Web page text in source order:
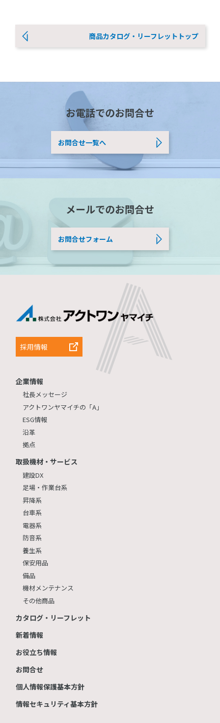
商品カタログ・リーフレットトップ
お電話でのお問合せ
お問合せ一覧へ
メールでのお問合せ
お問合せフォーム
採用情報
企業情報
社長メッセージ
アクトワンヤマイチの「A」
ESG情報
沿革
拠点
取扱機材・サービス
建設DX
足場・作業台系
昇降系
台車系
電器系
防音系
養生系
保安用品
備品
機材メンテナンス
その他商品
カタログ・リーフレット
新着情報
お役立ち情報
お問合せ
個人情報保護基本方針
情報セキュリティ基本方針